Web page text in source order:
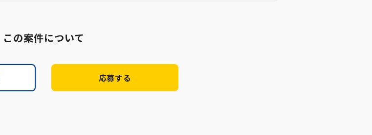
この案件について
応募する